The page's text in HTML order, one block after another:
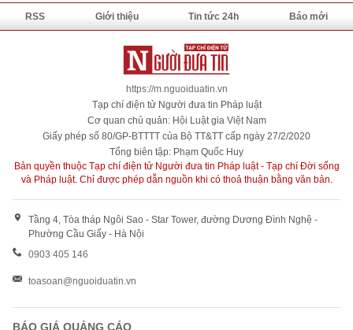
RSS Giới thiệu Tin tức 24h Báo mới
https://m.nguoiduatin.vn
Tạp chí điện tử Người đưa tin Pháp luật
Cơ quan chủ quản: Hội Luật gia Việt Nam
Giấy phép số 80/GP-BTTTT của Bộ TT&TT cấp ngày 27/2/2020
Tổng biên tập: Phạm Quốc Huy
Bản quyền thuộc Tạp chí điện tử Người đưa tin Pháp luật - Tạp chí Đời sống
và Pháp luật. Chỉ được phép dẫn nguồn khi có thoả thuận bằng văn bản.
Tầng 4, Tòa tháp Ngôi Sao - Star Tower, đường Dương Đình Nghệ -
Phường Cầu Giấy - Hà Nội
0903 405 146
toasoan@nguoiduatin.vn
BÁO GIÁ QUẢNG CÁO